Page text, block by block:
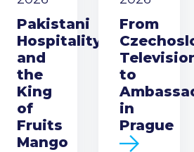
Pakistani
Hospitality
and
the
King
of
Fruits
Mango
From
to
in
Prague